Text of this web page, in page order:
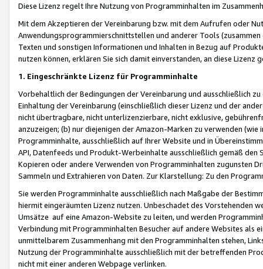
Diese Lizenz regelt Ihre Nutzung von Programminhalten im
Mit dem Akzeptieren der Vereinbarung bzw. mit dem Aufrufen oder
Anwendungsprogrammierschnittstellen und anderer Tools (zusammen
Texten und sonstigen Informationen und Inhalten in Bezug auf
nutzen können, erklären Sie sich damit einverstanden, an diese Lizenz
1. Eingeschränkte Lizenz für Programminhalte
Vorbehaltlich der Bedingungen der Vereinbarung und ausschließlich
Einhaltung der Vereinbarung (einschließlich dieser Lizenz und der
nicht übertragbare, nicht unterlizenzierbare, nicht exklusive,
anzuzeigen; (b) nur diejenigen der Amazon-Marken zu verwenden
Programminhalte, ausschließlich auf Ihrer Website und in
API, Datenfeeds und Produkt-Werbeinhalte ausschließlich gemäß
Kopieren oder andere Verwenden von Programminhalten zugunsten
Sammeln und Extrahieren von Daten. Zur Klarstellung: Zu den
Sie werden Programminhalte ausschließlich nach Maßgabe der
hiermit eingeräumten Lizenz nutzen. Unbeschadet des Vorstehenden
Umsätze auf eine Amazon-Website zu leiten, und werden
Verbindung mit Programminhalten Besucher auf andere Websites als
unmittelbarem Zusammenhang mit den Programminhalten stehen,
Nutzung der Programminhalte ausschließlich mit der betreffenden
nicht mit einer anderen Webpage verlinken.